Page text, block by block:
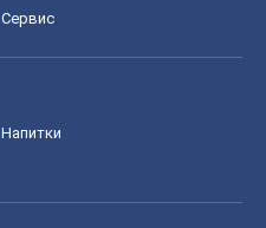
Сервис
Напитки